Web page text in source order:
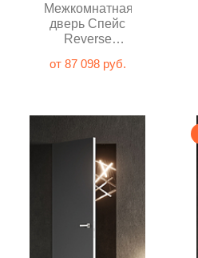
Межкомнатная
дверь Спейс
Reverse
глухая
от 87 098 руб.